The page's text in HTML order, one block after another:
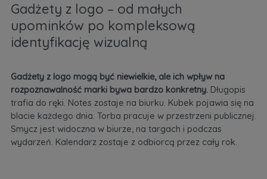
Gadżety z logo – od małych
upominków po kompleksową
identyfikację wizualną
Gadżety z logo mogą być niewielkie, ale ich wpływ na
rozpoznawalność marki bywa bardzo konkretny.Długopis
trafia do ręki. Notes zostaje na biurku. Kubek pojawia się na
blacie każdego dnia. Torba pracuje w przestrzeni publicznej.
Smycz jest widoczna w biurze, na targach i podczas
wydarzeń. Kalendarz zostaje z odbiorcą przez cały rok.